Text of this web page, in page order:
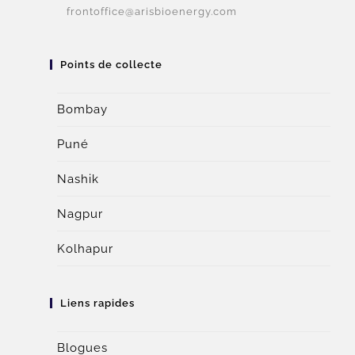
frontoffice@arisbioenergy.com
Points de collecte
Bombay
Puné
Nashik
Nagpur
Kolhapur
Liens rapides
Blogues